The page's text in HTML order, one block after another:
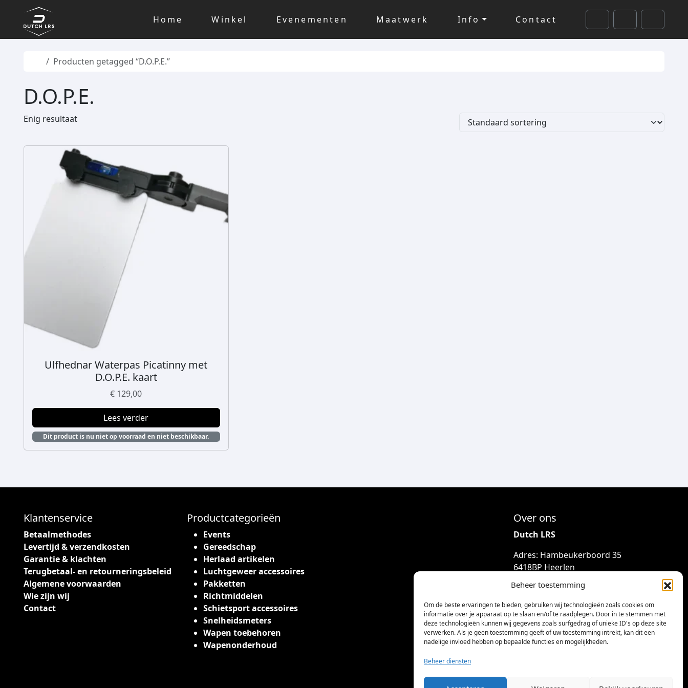
Beheer toestemming
Om de beste ervaringen te bieden, gebruiken wij technologieën zoals cookies om
informatie over je apparaat op te slaan en/of te raadplegen. Door in te stemmen met
deze technologieën kunnen wij gegevens zoals surfgedrag of unieke ID's op deze site
verwerken. Als je geen toestemming geeft of uw toestemming intrekt, kan dit een
nadelige invloed hebben op bepaalde functies en mogelijkheden.
Beheer diensten
Skip to content
Skip to footer
Home
Winkel Evenementen Maatwerk Info
Contact
SearchAccountCart
Home
Producten getagged “D.O.P.E.”
D.O.P.E.
Enig resultaat
Ulfhednar Waterpas Picatinny met
D.O.P.E. kaart
€ 129,00
Lees verder
Dit product is nu niet op voorraad en niet beschikbaar.
Klantenservice
Betaalmethodes
Levertijd & verzendkosten
Garantie & klachten
Terugbetaal- en retourneringsbeleid
Algemene voorwaarden
Wie zijn wij
Contact
Productcategorieën
Events
Gereedschap
Herlaad artikelen
Luchtgeweer accessoires
Pakketten
Richtmiddelen
Schietsport accessoires
Snelheidsmeters
Wapen toebehoren
Wapenonderhoud
Over ons
Dutch LRS
Adres: Hambeukerboord 35
6418BP Heerlen
(geen bezoekadres)
info@dutchlrs.nl
+31 45 2123953
KvK-nummer: 96002824
Btw-id: NL867424114B01